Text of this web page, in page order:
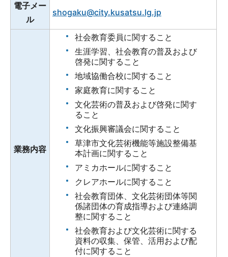
電子メー
ル
shogaku@city.kusatsu.lg.jp
業務内容
社会教育委員に関すること
生涯学習、社会教育の普及および
啓発に関すること
地域協働合校に関すること
家庭教育に関すること
文化芸術の普及および啓発に関す
ること
文化振興審議会に関すること
草津市文化芸術機能等施設整備基
本計画に関すること
アミカホールに関すること
クレアホールに関すること
社会教育団体、文化芸術団体等関
係諸団体の育成指導および連絡調
整に関すること
社会教育および文化芸術に関する
資料の収集、保管、活用および配
付に関すること